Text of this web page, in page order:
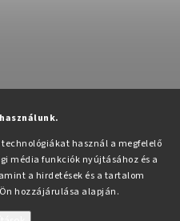
használ a megfelelő
média funkciók nyújtásához és a
a hirdetések és a tartalom
hozzájárulása alapján.